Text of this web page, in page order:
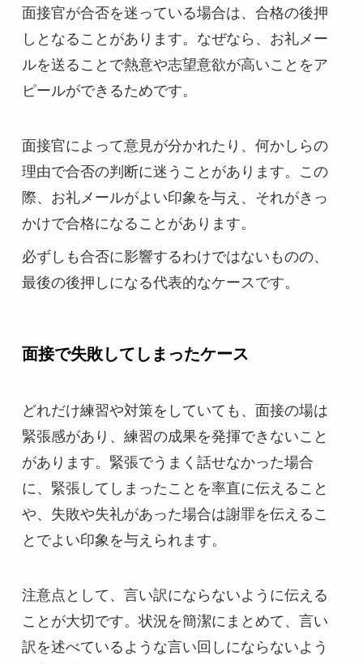
面接官が合否を迷っている場合は、合格の後押
しとなることがあります。なぜなら、お礼メー
ルを送ることで熱意や志望意欲が高いことをア
ピールができるためです。
面接官によって意見が分かれたり、何かしらの
理由で合否の判断に迷うことがあります。この
際、お礼メールがよい印象を与え、それがきっ
かけで合格になることがあります。
必ずしも合否に影響するわけではないものの、
最後の後押しになる代表的なケースです。
面接で失敗してしまったケース
どれだけ練習や対策をしていても、面接の場は
緊張感があり、練習の成果を発揮できないこと
があります。緊張でうまく話せなかった場合
に、緊張してしまったことを率直に伝えること
や、失敗や失礼があった場合は謝罪を伝えるこ
とでよい印象を与えられます。
注意点として、言い訳にならないように伝える
ことが大切です。状況を簡潔にまとめて、言い
訳を述べているような言い回しにならないよう